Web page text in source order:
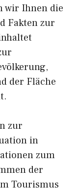
wir Ihnen die
Fakten zur
der Fläche
zur
in
zum
der
Tourismus